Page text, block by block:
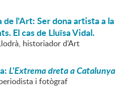
l'Art: Ser dona artista a la
El cas de Lluïsa Vidal.
historiador d'Art
L'Extrema dreta a Catalunya
i fotògraf